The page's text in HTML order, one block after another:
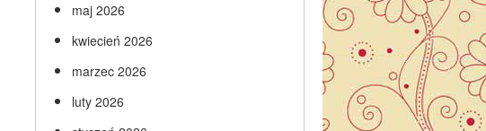
maj 2026
kwiecień 2026
marzec 2026
luty 2026